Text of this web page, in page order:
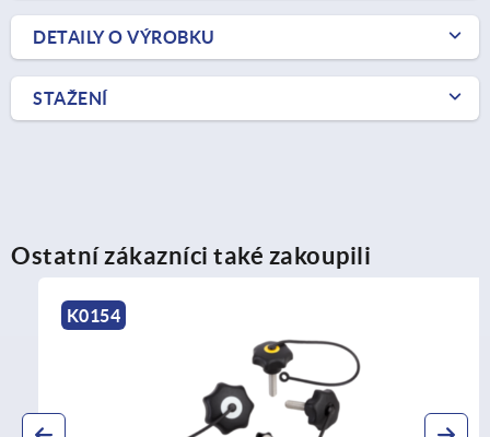
DETAILY O VÝROBKU
STAŽENÍ
Ostatní zákazníci také zakoupili
K0154